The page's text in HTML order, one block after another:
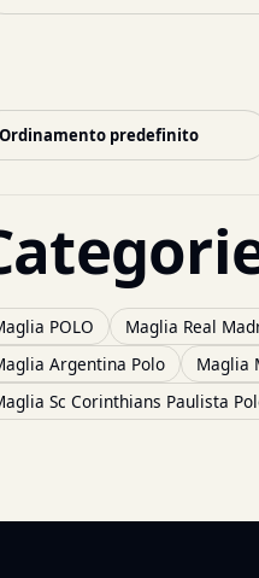
POLO Maglia Real
Argentina Polo
Maglia
Sc Corinthians Paulista